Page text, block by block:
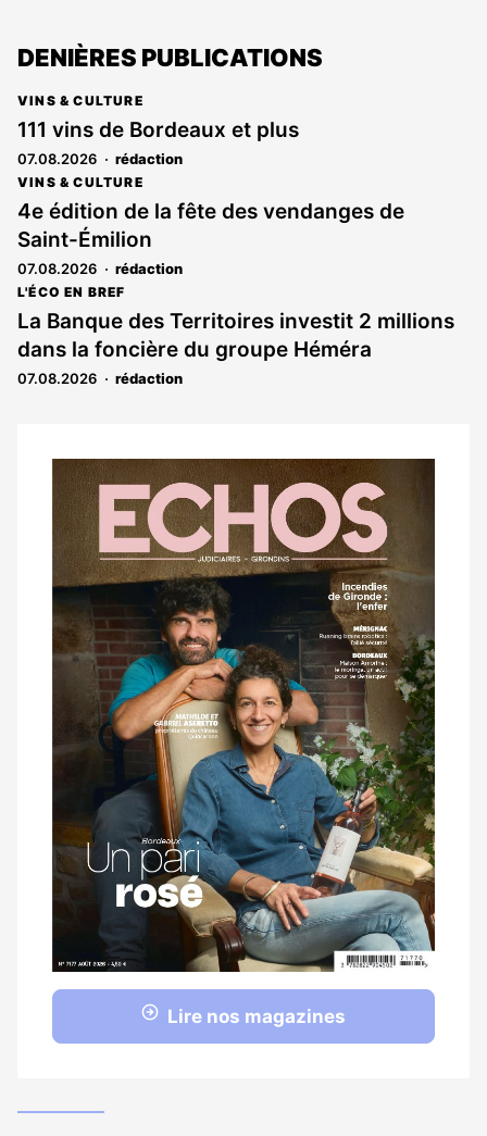
DENIÈRES PUBLICATIONS
VINS & CULTURE
111 vins de Bordeaux et plus
07.08.2026 rédaction
VINS & CULTURE
4e édition de la fête des vendanges de
Saint-Émilion
07.08.2026 rédaction
L'ÉCO EN BREF
La Banque des Territoires investit 2 millions
dans la foncière du groupe Héméra
07.08.2026 rédaction
Notre
dernier
magazine
Lire nos magazines